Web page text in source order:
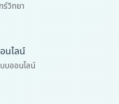
ร์วิทยา
นไลน์
บออนไลน์